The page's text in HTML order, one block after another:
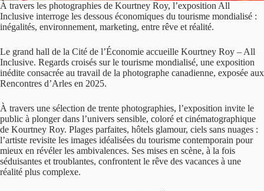
À travers les photographies de Kourtney Roy, l’exposition All
Inclusive interroge les dessous économiques du tourisme mondialisé :
inégalités, environnement, marketing, entre rêve et réalité.
Le grand hall de la Cité de l’Économie accueille Kourtney Roy – All
Inclusive. Regards croisés sur le tourisme mondialisé, une exposition
inédite consacrée au travail de la photographe canadienne, exposée aux
Rencontres d’Arles en 2025.
À travers une sélection de trente photographies, l’exposition invite le
public à plonger dans l’univers sensible, coloré et cinématographique
de Kourtney Roy. Plages parfaites, hôtels glamour, ciels sans nuages :
l’artiste revisite les images idéalisées du tourisme contemporain pour
mieux en révéler les ambivalences. Ses mises en scène, à la fois
séduisantes et troublantes, confrontent le rêve des vacances à une
réalité plus complexe.